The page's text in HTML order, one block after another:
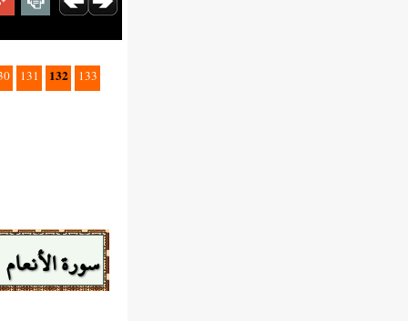
131 132
133
سورة الأنعام